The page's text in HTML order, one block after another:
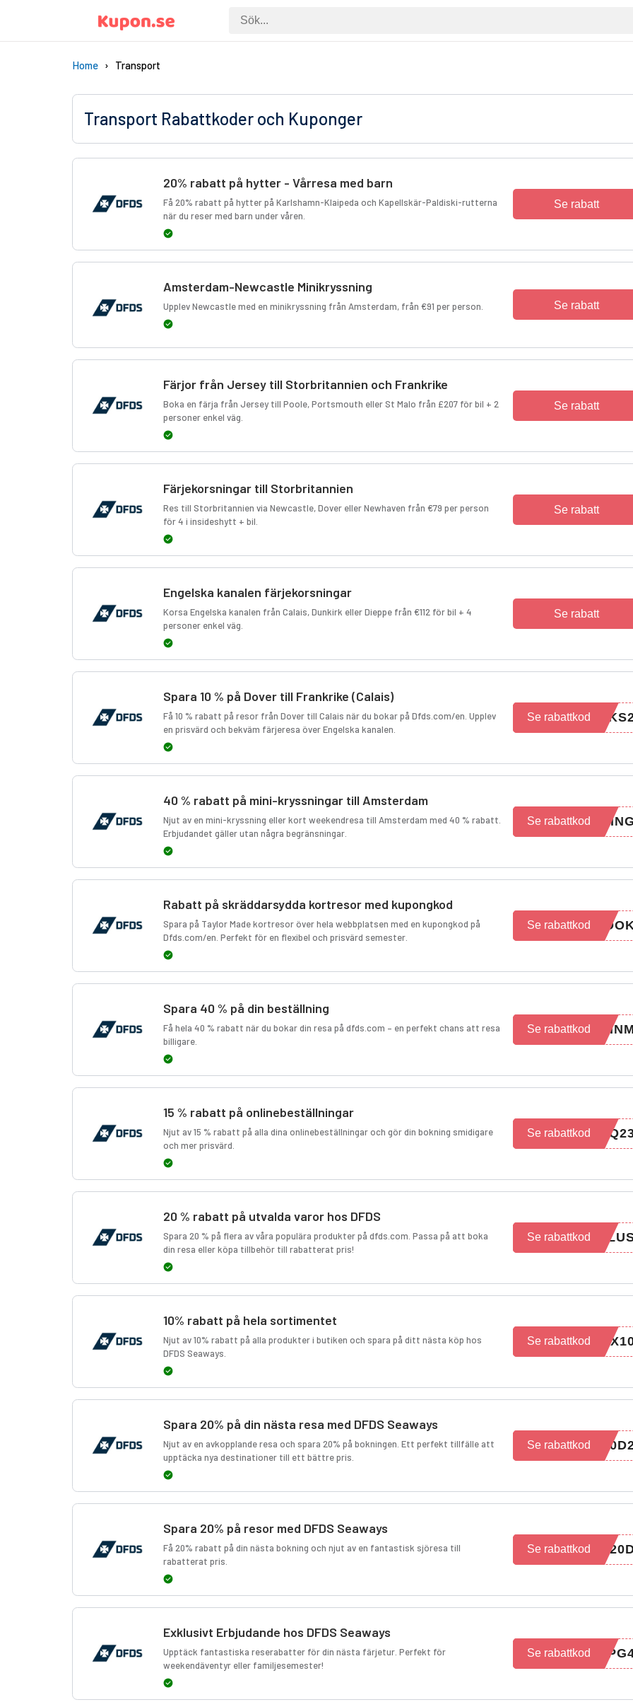
Home Transport
Transport Rabattkoder och Kuponger
20% rabatt på hytter - Vårresa med barn
Få 20% rabatt på hytter på Karlshamn-Klaipeda och Kapellskär-Paldiski-rutterna
när du reser med barn under våren.
Se rabatt
Amsterdam-Newcastle Minikryssning
Upplev Newcastle med en minikryssning från Amsterdam, från €91 per person. Se rabatt
Färjor från Jersey till Storbritannien och Frankrike
Boka en färja från Jersey till Poole, Portsmouth eller St Malo från £207 för bil + 2
personer enkel väg.
Se rabatt
Färjekorsningar till Storbritannien
Res till Storbritannien via Newcastle, Dover eller Newhaven från €79 per person
för 4 i insideshytt + bil.
Se rabatt
Engelska kanalen färjekorsningar
Korsa Engelska kanalen från Calais, Dunkirk eller Dieppe från €112 för bil + 4
personer enkel väg.
Se rabatt
Spara 10 % på Dover till Frankrike (Calais)
Få 10 % rabatt på resor från Dover till Calais när du bokar på Dfds.com/en. Upplev
en prisvärd och bekväm färjeresa över Engelska kanalen.
Se rabattkod
40 % rabatt på mini-kryssningar till Amsterdam
Njut av en mini-kryssning eller kort weekendresa till Amsterdam med 40 % rabatt.
Erbjudandet gäller utan några begränsningar.
RING
Se rabattkod
Rabatt på skräddarsydda kortresor med kupongkod
Spara på Taylor Made kortresor över hela webbplatsen med en kupongkod på
Dfds.com/en. Perfekt för en flexibel och prisvärd semester.
BOOK
Se rabattkod
Spara 40 % på din beställning
Få hela 40 % rabatt när du bokar din resa på dfds.com – en perfekt chans att resa
billigare.
RINM
Se rabattkod
15 % rabatt på onlinebeställningar
Njut av 15 % rabatt på alla dina onlinebeställningar och gör din bokning smidigare
och mer prisvärd.
Se rabattkod
20 % rabatt på utvalda varor hos DFDS
Spara 20 % på flera av våra populära produkter på dfds.com. Passa på att boka
din resa eller köpa tillbehör till rabatterat pris!
Se rabattkod
10% rabatt på hela sortimentet
Njut av 10% rabatt på alla produkter i butiken och spara på ditt nästa köp hos
DFDS Seaways.
Se rabattkod
Spara 20% på din nästa resa med DFDS Seaways
Njut av en avkopplande resa och spara 20% på bokningen. Ett perfekt tillfälle att
upptäcka nya destinationer till ett bättre pris.
Se rabattkod
Spara 20% på resor med DFDS Seaways
Få 20% rabatt på din nästa bokning och njut av en fantastisk sjöresa till
rabatterat pris.
Se rabattkod
Exklusivt Erbjudande hos DFDS Seaways
Upptäck fantastiska reserabatter för din nästa färjetur. Perfekt för
weekendäventyr eller familjesemester!
Se rabattkod